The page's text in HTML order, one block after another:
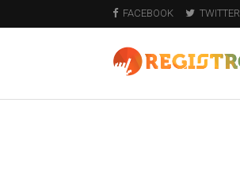
FACEBOOK TWITTER